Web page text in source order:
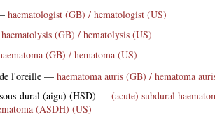
haematologist (GB) / hematologist (US)
haematolysis (GB) / hematolysis (US)
(GB) / hematoma (US)
l'oreille — haematoma auris (GB) / hematoma
dural (aigu) (HSD) — (acute) subdural
(ASDH) (US)